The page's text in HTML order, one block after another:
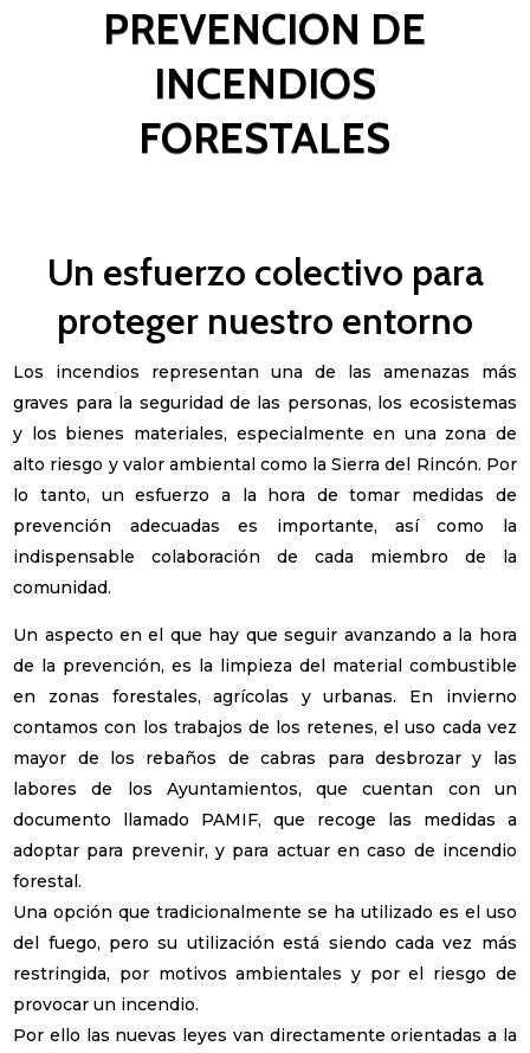
PREVENCION DE
INCENDIOS
FORESTALES
Un esfuerzo colectivo para
proteger nuestro entorno
Los incendios representan una de las amenazas más
graves para la seguridad de las personas, los ecosistemas
y los bienes materiales, especialmente en una zona de
alto riesgo y valor ambiental como la Sierra del Rincón. Por
lo tanto, un esfuerzo a la hora de tomar medidas de
prevención adecuadas es importante, así como la
indispensable colaboración de cada miembro de la
comunidad.
Un aspecto en el que hay que seguir avanzando a la hora
de la prevención, es la limpieza del material combustible
en zonas forestales, agrícolas y urbanas. En invierno
contamos con los trabajos de los retenes, el uso cada vez
mayor de los rebaños de cabras para desbrozar y las
labores de los Ayuntamientos, que cuentan con un
documento llamado PAMIF, que recoge las medidas a
adoptar para prevenir, y para actuar en caso de incendio
forestal.
Una opción que tradicionalmente se ha utilizado es el uso
del fuego, pero su utilización está siendo cada vez más
restringida, por motivos ambientales y por el riesgo de
provocar un incendio.
Por ello las nuevas leyes van directamente orientadas a la